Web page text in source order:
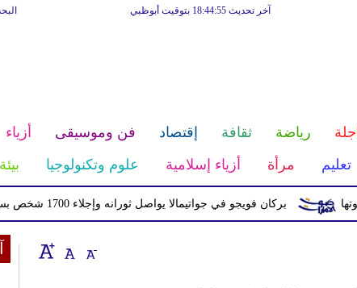
آخر تحديث 18:44:55 بتوقيت أبوظبي
رياضة ثقافة إقتصاد فن وموسيقى أزياء
تعليم مرأة أزياء إسلامية علوم وتكنولوجيا بيئة
بركان فويجو في جواتيمالا يواصل ثورانه وإجلاء 1700 شخص بسبب الرماد والتدفقات الطينية